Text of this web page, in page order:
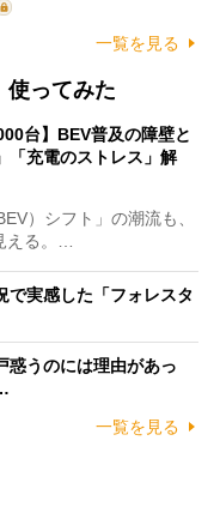
一覧を見る
使ってみた
台】BEV普及の障壁と
「充電のストレス」解
）シフト」の潮流も、
える。…
で実感した「フォレスタ
惑うのには理由があっ
一覧を見る